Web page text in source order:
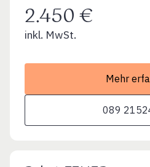
2.450 €
inkl. MwSt.
Mehr
089